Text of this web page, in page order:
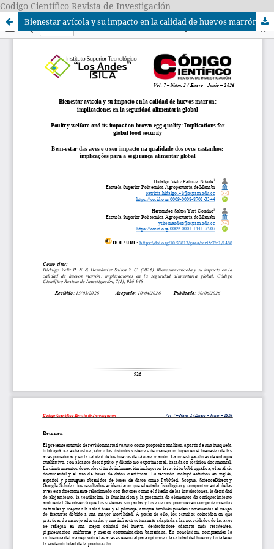
Codigo Científico Revista de Investigación
Bienestar avícola y su impacto en la calidad de huevos marrón: implicaciones en la seguridad alimentaria global